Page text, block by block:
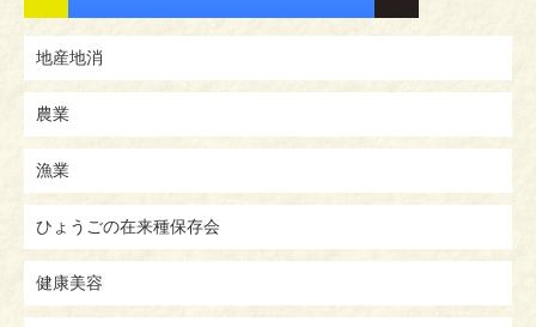
地産地消
農業
漁業
ひょうごの在来種保存会
健康美容